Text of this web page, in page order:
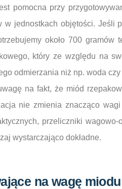
pomocna przy
w jednostkach objętości. Jeśli
około 700
który ze względu na
odmierzania niż np. woda
na fakt, że miód
nie zmienia znacząco
przeliczniki
wystarczająco dokładne.
na wagę